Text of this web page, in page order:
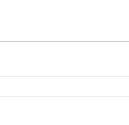
世保市松原町397 日親寺
ムページ https://
町 #法要 #あんのん #日蓮